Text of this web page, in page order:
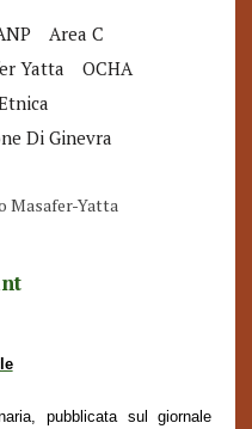
Area C
Yatta
OCHA
Di Ginevra
Masafer-Yatta
pubblicata sul giornale